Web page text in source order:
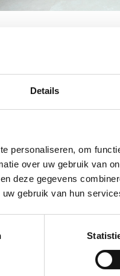
Details
personaliseren, om
over uw gebruik van
deze gegevens
gebruik van hun